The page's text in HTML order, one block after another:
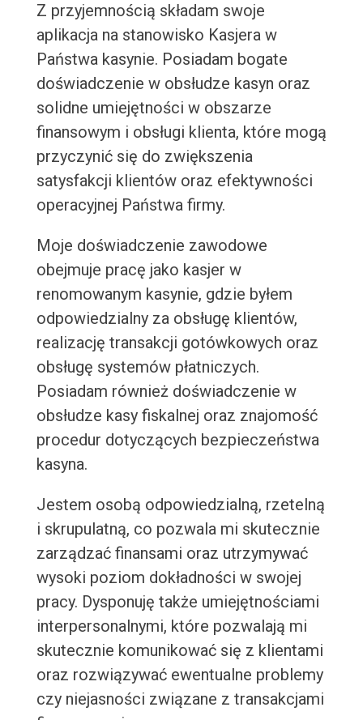
Z przyjemnością składam swoje
aplikacja na stanowisko Kasjera w
Państwa kasynie. Posiadam bogate
doświadczenie w obsłudze kasyn oraz
solidne umiejętności w obszarze
finansowym i obsługi klienta, które mogą
przyczynić się do zwiększenia
satysfakcji klientów oraz efektywności
operacyjnej Państwa firmy.
Moje doświadczenie zawodowe
obejmuje pracę jako kasjer w
renomowanym kasynie, gdzie byłem
odpowiedzialny za obsługę klientów,
realizację transakcji gotówkowych oraz
obsługę systemów płatniczych.
Posiadam również doświadczenie w
obsłudze kasy fiskalnej oraz znajomość
procedur dotyczących bezpieczeństwa
kasyna.
Jestem osobą odpowiedzialną, rzetelną
i skrupulatną, co pozwala mi skutecznie
zarządzać finansami oraz utrzymywać
wysoki poziom dokładności w swojej
pracy. Dysponuję także umiejętnościami
interpersonalnymi, które pozwalają mi
skutecznie komunikować się z klientami
oraz rozwiązywać ewentualne problemy
czy niejasności związane z transakcjami